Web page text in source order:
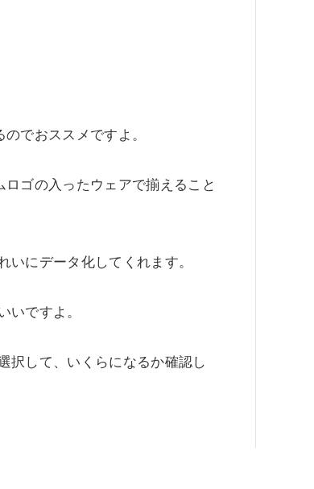
でおススメですよ。
ゴの入ったウェアで揃えること
にデータ化してくれます。
いですよ。
択して、いくらになるか確認し